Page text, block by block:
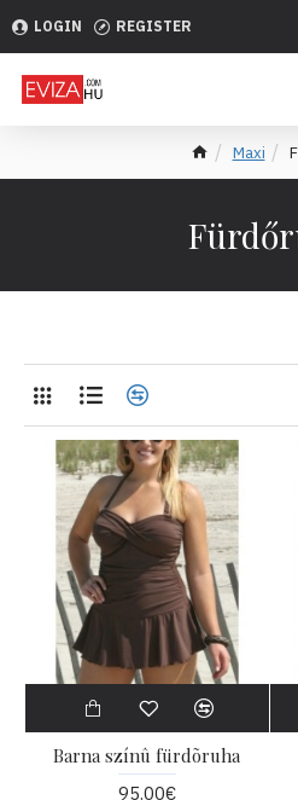
LOGIN REGISTER
Maxi
Barna színû fürdõruha
95.00€